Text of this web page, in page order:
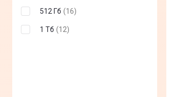
512 Гб (16)
1 Тб (12)